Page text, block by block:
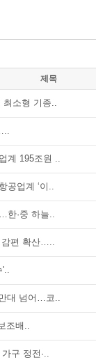
제목
최소형 기종..
계 195조원 ..
공업계 ‘이..
한·중 하늘..
감편 확산…..
'..
대 넘어…코..
조배..
구 정전·..